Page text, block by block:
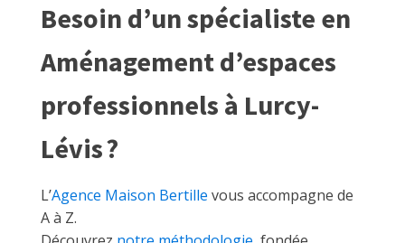
Besoin d’un spécialiste en
Aménagement d’espaces
professionnels à Lurcy-
Lévis ?
L’Agence Maison Bertille vous accompagne de
A à Z.